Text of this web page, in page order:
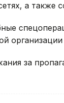
а также
за